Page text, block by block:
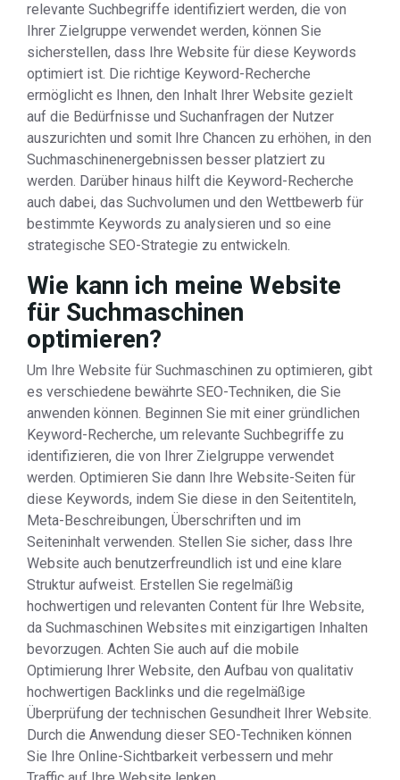
relevante Suchbegriffe identifiziert werden, die von
Ihrer Zielgruppe verwendet werden, können Sie
sicherstellen, dass Ihre Website für diese Keywords
optimiert ist. Die richtige Keyword-Recherche
ermöglicht es Ihnen, den Inhalt Ihrer Website gezielt
auf die Bedürfnisse und Suchanfragen der Nutzer
auszurichten und somit Ihre Chancen zu erhöhen, in den
Suchmaschinenergebnissen besser platziert zu
werden. Darüber hinaus hilft die Keyword-Recherche
auch dabei, das Suchvolumen und den Wettbewerb für
bestimmte Keywords zu analysieren und so eine
strategische SEO-Strategie zu entwickeln.
Wie kann ich meine Website
für Suchmaschinen
optimieren?
Um Ihre Website für Suchmaschinen zu optimieren, gibt
es verschiedene bewährte SEO-Techniken, die Sie
anwenden können. Beginnen Sie mit einer gründlichen
Keyword-Recherche, um relevante Suchbegriffe zu
identifizieren, die von Ihrer Zielgruppe verwendet
werden. Optimieren Sie dann Ihre Website-Seiten für
diese Keywords, indem Sie diese in den Seitentiteln,
Meta-Beschreibungen, Überschriften und im
Seiteninhalt verwenden. Stellen Sie sicher, dass Ihre
Website auch benutzerfreundlich ist und eine klare
Struktur aufweist. Erstellen Sie regelmäßig
hochwertigen und relevanten Content für Ihre Website,
da Suchmaschinen Websites mit einzigartigen Inhalten
bevorzugen. Achten Sie auch auf die mobile
Optimierung Ihrer Website, den Aufbau von qualitativ
hochwertigen Backlinks und die regelmäßige
Überprüfung der technischen Gesundheit Ihrer Website.
Durch die Anwendung dieser SEO-Techniken können
Sie Ihre Online-Sichtbarkeit verbessern und mehr